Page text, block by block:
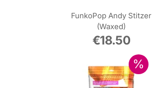
FunkoPop Andy Stitzer
(Waxed)
€18.50